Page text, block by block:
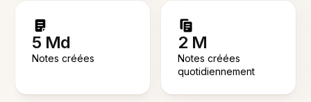
5 Md
Notes créées
2 M
Notes créées
quotidiennement